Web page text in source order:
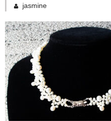
メディア掲載
ブログ
お問い合わせ
jasmine